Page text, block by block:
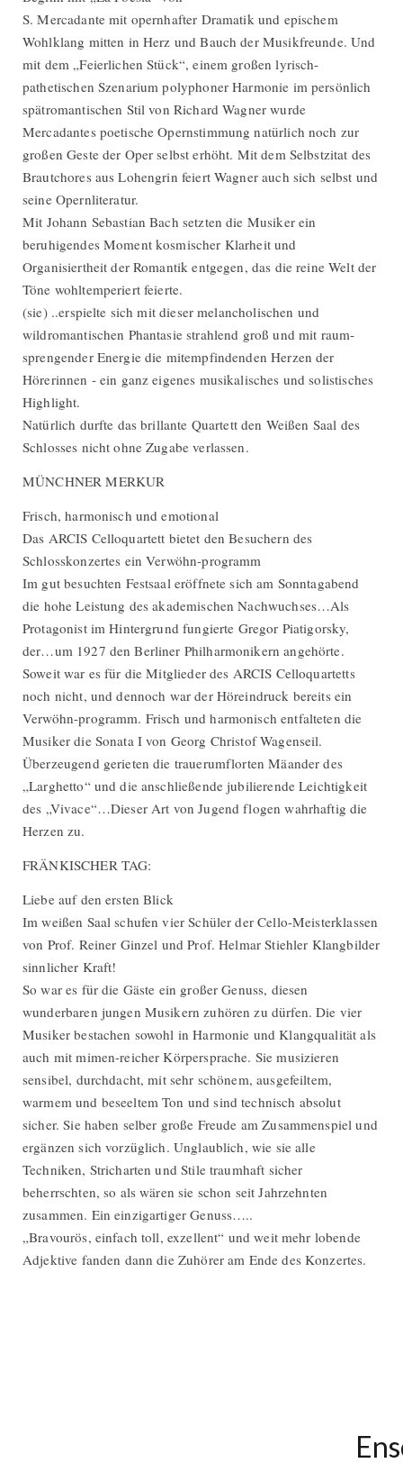
S. Mercadante mit opernhafter Dramatik und epischem
Wohlklang mitten in Herz und Bauch der Musikfreunde. Und
mit dem „Feierlichen Stück“, einem großen lyrisch-
pathetischen Szenarium polyphoner Harmonie im persönlich
spätromantischen Stil von Richard Wagner wurde
Mercadantes poetische Opernstimmung natürlich noch zur
großen Geste der Oper selbst erhöht. Mit dem Selbstzitat des
Brautchores aus Lohengrin feiert Wagner auch sich selbst und
seine Opernliteratur.
Mit Johann Sebastian Bach setzten die Musiker ein
beruhigendes Moment kosmischer Klarheit und
Organisiertheit der Romantik entgegen, das die reine Welt der
Töne wohltemperiert feierte.
(sie) ..erspielte sich mit dieser melancholischen und
wildromantischen Phantasie strahlend groß und mit raum-
sprengender Energie die mitempfindenden Herzen der
Hörerinnen - ein ganz eigenes musikalisches und solistisches
Highlight.
Natürlich durfte das brillante Quartett den Weißen Saal des
Schlosses nicht ohne Zugabe verlassen.
MÜNCHNER MERKUR
Frisch, harmonisch und emotional
Das ARCIS Celloquartett bietet den Besuchern des
Schlosskonzertes ein Verwöhn-programm
Im gut besuchten Festsaal eröffnete sich am Sonntagabend
die hohe Leistung des akademischen Nachwuchses…Als
Protagonist im Hintergrund fungierte Gregor Piatigorsky,
der…um 1927 den Berliner Philharmonikern angehörte.
Soweit war es für die Mitglieder des ARCIS Celloquartetts
noch nicht, und dennoch war der Höreindruck bereits ein
Verwöhn-programm. Frisch und harmonisch entfalteten die
Musiker die Sonata I von Georg Christof Wagenseil.
Überzeugend gerieten die trauerumflorten Mäander des
„Larghetto“ und die anschließende jubilierende Leichtigkeit
des „Vivace“…Dieser Art von Jugend flogen wahrhaftig die
Herzen zu.
FRÄNKISCHER TAG:
Liebe auf den ersten Blick
Im weißen Saal schufen vier Schüler der Cello-Meisterklassen
von Prof. Reiner Ginzel und Prof. Helmar Stiehler Klangbilder
sinnlicher Kraft!
So war es für die Gäste ein großer Genuss, diesen
wunderbaren jungen Musikern zuhören zu dürfen. Die vier
Musiker bestachen sowohl in Harmonie und Klangqualität als
auch mit mimen-reicher Körpersprache. Sie musizieren
sensibel, durchdacht, mit sehr schönem, ausgefeiltem,
warmem und beseeltem Ton und sind technisch absolut
sicher. Sie haben selber große Freude am Zusammenspiel und
ergänzen sich vorzüglich. Unglaublich, wie sie alle
Techniken, Stricharten und Stile traumhaft sicher
beherrschten, so als wären sie schon seit Jahrzehnten
zusammen. Ein einzigartiger Genuss…..
„Bravourös, einfach toll, exzellent“ und weit mehr lobende
Adjektive fanden dann die Zuhörer am Ende des Konzertes.